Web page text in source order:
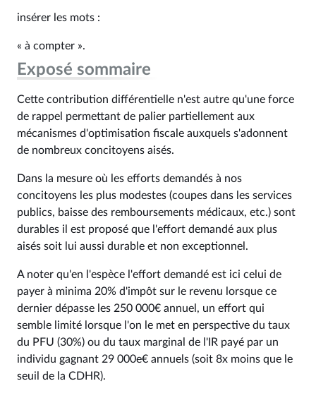
insérer les mots :
« à compter ».
Exposé sommaire
Cette contribution différentielle n'est autre qu'une force
de rappel permettant de palier partiellement aux
mécanismes d'optimisation fiscale auxquels s'adonnent
de nombreux concitoyens aisés.
Dans la mesure où les efforts demandés à nos
concitoyens les plus modestes (coupes dans les services
publics, baisse des remboursements médicaux, etc.) sont
durables il est proposé que l'effort demandé aux plus
aisés soit lui aussi durable et non exceptionnel.
A noter qu'en l'espèce l'effort demandé est ici celui de
payer à minima 20% d'impôt sur le revenu lorsque ce
dernier dépasse les 250 000€ annuel, un effort qui
semble limité lorsque l'on le met en perspective du taux
du PFU (30%) ou du taux marginal de l'IR payé par un
individu gagnant 29 000e€ annuels (soit 8x moins que le
seuil de la CDHR).